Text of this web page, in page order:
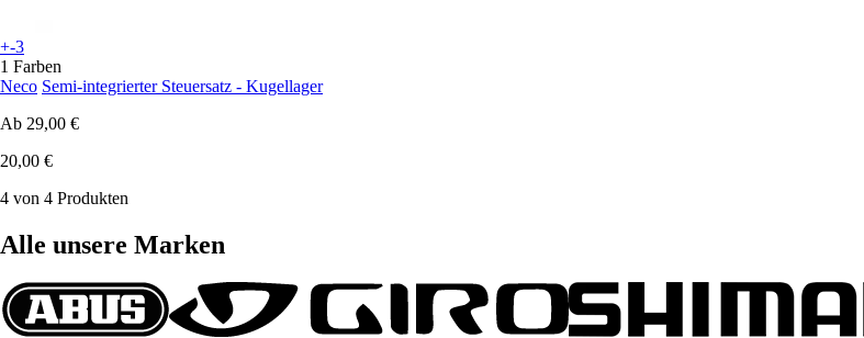
+-3
1 Farben
Neco Semi-integrierter Steuersatz - Kugellager
Ab 29,00 €
20,00 €
4 von 4 Produkten
Alle unsere Marken